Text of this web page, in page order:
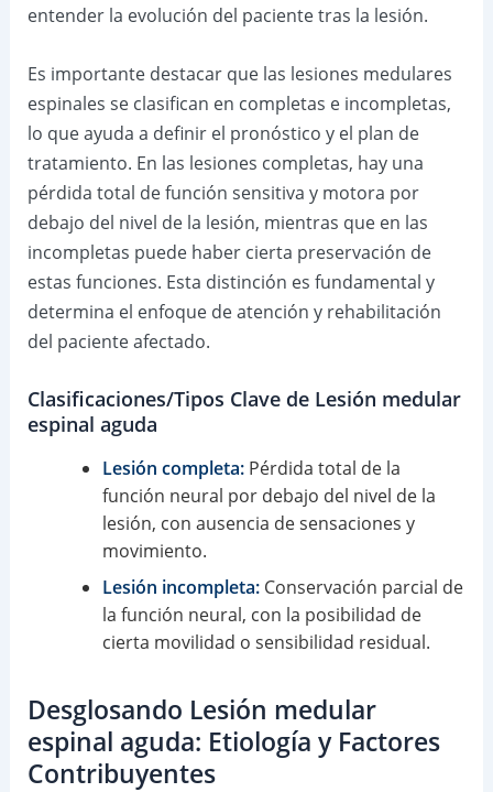
entender la evolución del paciente tras la lesión.
Es importante destacar que las lesiones medulares
espinales se clasifican en completas e incompletas,
lo que ayuda a definir el pronóstico y el plan de
tratamiento. En las lesiones completas, hay una
pérdida total de función sensitiva y motora por
debajo del nivel de la lesión, mientras que en las
incompletas puede haber cierta preservación de
estas funciones. Esta distinción es fundamental y
determina el enfoque de atención y rehabilitación
del paciente afectado.
Clasificaciones/Tipos Clave de Lesión medular
espinal aguda
Lesión completa:Pérdida total de la
función neural por debajo del nivel de la
lesión, con ausencia de sensaciones y
movimiento.
Lesión incompleta:Conservación parcial de
la función neural, con la posibilidad de
cierta movilidad o sensibilidad residual.
Desglosando Lesión medular
espinal aguda: Etiología y Factores
Contribuyentes